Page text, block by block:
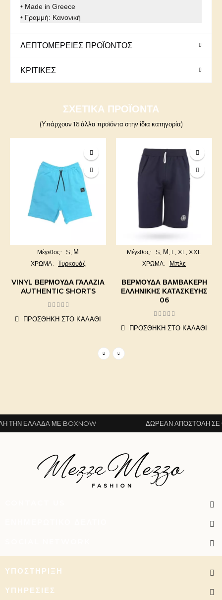
• Made in Greece
• Γραμμή: Κανονική
ΛΕΠΤΟΜΈΡΕΙΕΣ ΠΡΟΪΌΝΤΟΣ
ΚΡΙΤΙΚΈΣ
ΣΧΕΤΙΚΆ ΠΡΟΪΌΝΤΑ
(Υπάρχουν 16 άλλα προϊόντα στην ίδια κατηγορία)
Μέγεθος S, Μ
ΧΡΩΜΑ Τυρκουάζ
VINYL ΒΕΡΜΟΎΔΑ ΓΑΛΆΖΙΑ
AUTHENTIC SHORTS
ΠΡΟΣΘΉΚΗ ΣΤΟ ΚΑΛΆΘΙ
Μέγεθος S, Μ, L, XL, XXL
ΧΡΩΜΑ Μπλε
ΒΕΡΜΟΎΔΑ ΒΑΜΒΑΚΕΡΉ
ΕΛΛΗΝΙΚΉΣ ΚΑΤΑΣΚΕΥΉΣ
06
ΠΡΟΣΘΉΚΗ ΣΤΟ ΚΑΛΆΘΙ
ΕΛΛΆΔΑ ΜΕ BOXNOW ΔΩΡΕΆΝ ΑΠΟΣΤΟΛΉ ΣΕ
ΥΠΟΣΤΉΡΙΞΗ
ΥΠΗΡΕΣΊΕΣ